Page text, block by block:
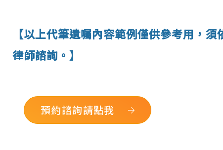
【以上代筆遺囑內容範例僅供參考用，
律師諮詢。】
預約諮詢請點我